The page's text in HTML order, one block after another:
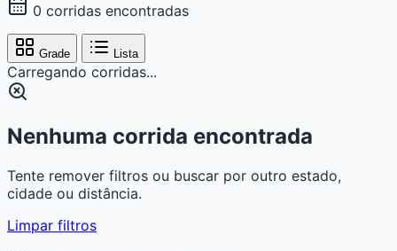
0 corridas encontradas
Grade Lista
Carregando corridas...
Nenhuma corrida encontrada
Tente remover filtros ou buscar por outro estado,
cidade ou distância.
Limpar filtros